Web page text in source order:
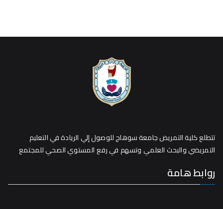
تتطلع كلية التمريض جامعة سوهاج للوصول إلي الريادة في التعليم
التمريضي والبحث العلمي وتسهم في رفع المستوي الصحي للمجتمع
روابط هامة